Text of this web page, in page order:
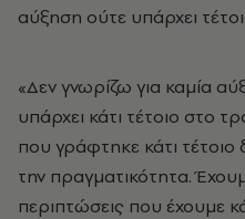
αύξηση ούτε υπάρχει
«Δεν γνωρίζω για καμία
υπάρχει κάτι τέτοιο στο
που γράφτηκε κάτι τέτοιο
την πραγματικότητα.
περιπτώσεις που έχουμε